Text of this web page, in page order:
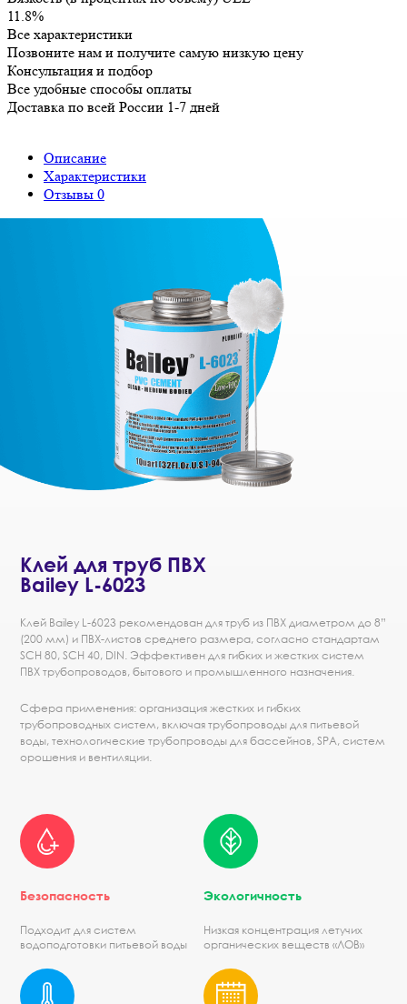
11.8%
Все характеристики
Позвоните нам и получите самую низкую цену
Консультация и подбор
Все удобные способы оплаты
Доставка по всей России 1-7 дней
Описание
Характеристики
Отзывы 0
Клей для труб ПВХ
Bailey L-6023
Клей Bailey L-6023 рекомендован для труб из ПВХ диаметром до 8”
(200 мм) и ПВХ-листов среднего размера, согласно стандартам
SCH 80, SCH 40, DIN. Эффективен для гибких и жестких систем
ПВХ трубопроводов, бытового и промышленного назначения.
Сфера применения: организация жестких и гибких
трубопроводных систем, включая трубопроводы для питьевой
воды, технологические трубопроводы для бассейнов, SPA, систем
орошения и вентиляции.
Безопасность
Подходит для систем
водоподготовки питьевой воды
Экологичность
Низкая концентрация летучих
органических веществ «ЛОВ»